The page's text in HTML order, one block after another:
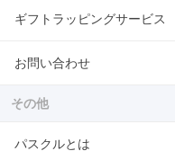
ギフトラッピングサービス
お問い合わせ
その他
パスクルとは